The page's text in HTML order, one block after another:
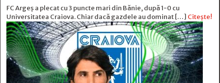
FC Argeș a plecat cu 3 puncte mari din Bănie, după 1-0 cu
Universitatea Craiova. Chiar dacă gazdele au dominat […] Citește!